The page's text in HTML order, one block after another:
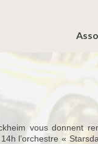
vous donnent
l’orchestre «